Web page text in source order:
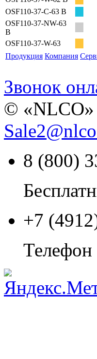
OSF110-37-C-63 B
OSF110-37-NW-63
B
OSF110-37-W-63
Продукция Компания
Звонок
© «NLCO»
Sale2@
8 (800)
+7
Телефон